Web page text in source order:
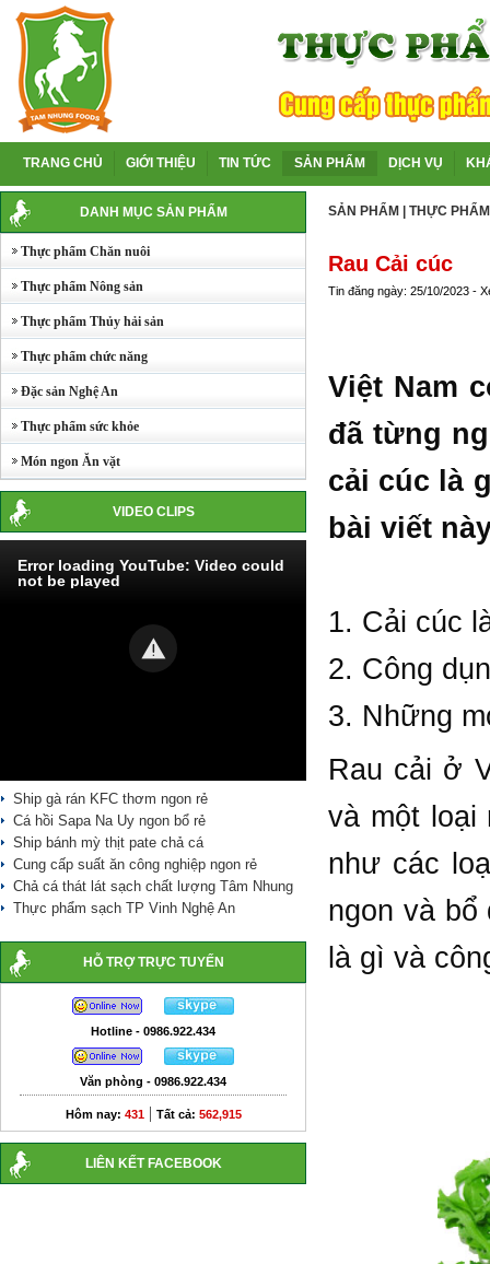
TRANG CHỦ GIỚI THIỆU TIN TỨC SẢN PHẨM DỊCH VỤ
DANH MỤC SẢN PHẨM
Thực phẩm Chăn nuôi
Thực phẩm Nông sản
Thực phẩm Thủy hải sản
Thực phẩm chức năng
Đặc sản Nghệ An
Thực phẩm sức khỏe
Món ngon Ăn vặt
VIDEO CLIPS
Error loading YouTube: Video could
not be played
Ship gà rán KFC thơm ngon rẻ
Cá hồi Sapa Na Uy ngon bổ rẻ
Ship bánh mỳ thịt pate chả cá
Cung cấp suất ăn công nghiệp ngon rẻ
Chả cá thát lát sạch chất lượng Tâm Nhung
Thực phẩm sạch TP Vinh Nghệ An
HỖ TRỢ TRỰC TUYẾN
Hotline - 0986.922.434
Văn phòng - 0986.922.434
Hôm nay: 431| Tất cả: 562,915
LIÊN KẾT FACEBOOK
SẢN PHẨM THỰC
Rau Cải cúc
Tin đăng ngày: 25/10/2023 -
Việt Nam
đã từng
cải cúc là
bài viết
1. Cải cúc
2. Công
3. Những
Rau cải ở
và một loại
như các
ngon và bổ
là gì và